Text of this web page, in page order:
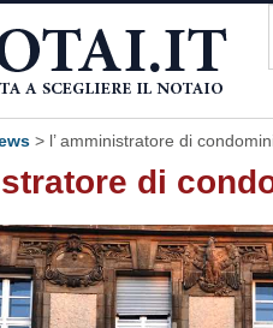
> l’ amministratore di
di